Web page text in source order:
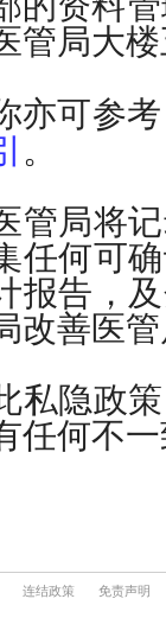
连结政策
免责声明